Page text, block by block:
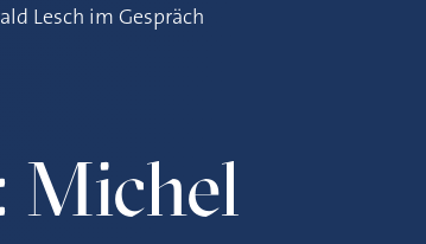
Lesch im Gespräch
Michel